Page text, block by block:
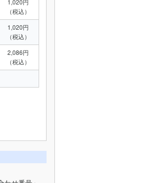
（税込）
1,020円
（税込）
2,086円
（税込）